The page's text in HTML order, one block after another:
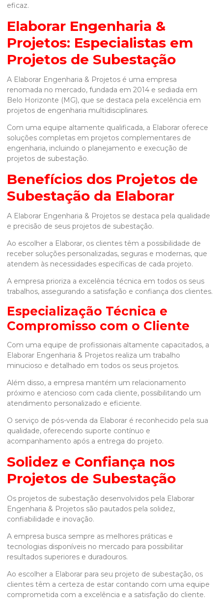
eficaz.
Elaborar Engenharia &
Projetos: Especialistas em
Projetos de Subestação
A Elaborar Engenharia & Projetos é uma empresa
renomada no mercado, fundada em 2014 e sediada em
Belo Horizonte (MG), que se destaca pela excelência em
projetos de engenharia multidisciplinares.
Com uma equipe altamente qualificada, a Elaborar oferece
soluções completas em projetos complementares de
engenharia, incluindo o planejamento e execução de
projetos de subestação.
Benefícios dos Projetos de
Subestação da Elaborar
A Elaborar Engenharia & Projetos se destaca pela qualidade
e precisão de seus projetos de subestação.
Ao escolher a Elaborar, os clientes têm a possibilidade de
receber soluções personalizadas, seguras e modernas, que
atendem às necessidades específicas de cada projeto.
A empresa prioriza a excelência técnica em todos os seus
trabalhos, assegurando a satisfação e confiança dos clientes.
Especialização Técnica e
Compromisso com o Cliente
Com uma equipe de profissionais altamente capacitados, a
Elaborar Engenharia & Projetos realiza um trabalho
minucioso e detalhado em todos os seus projetos.
Além disso, a empresa mantém um relacionamento
próximo e atencioso com cada cliente, possibilitando um
atendimento personalizado e eficiente.
O serviço de pós-venda da Elaborar é reconhecido pela sua
qualidade, oferecendo suporte contínuo e
acompanhamento após a entrega do projeto.
Solidez e Confiança nos
Projetos de Subestação
Os projetos de subestação desenvolvidos pela Elaborar
Engenharia & Projetos são pautados pela solidez,
confiabilidade e inovação.
A empresa busca sempre as melhores práticas e
tecnologias disponíveis no mercado para possibilitar
resultados superiores e duradouros.
Ao escolher a Elaborar para seu projeto de subestação, os
clientes têm a certeza de estar contando com uma equipe
comprometida com a excelência e a satisfação do cliente.